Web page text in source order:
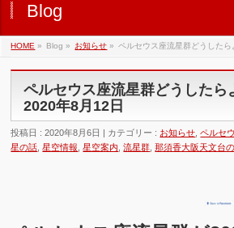
Blog
HOME » Blog » お知らせ » ペルセウス座流星群どうした
ペルセウス座流星群どうしたら
2020年8月12日
投稿日 : 2020年8月6日 | カテゴリー : お知らせ ,ペルセ
星の話 ,星空情報 ,星空案内 ,流星群 ,那須香大阪天文台